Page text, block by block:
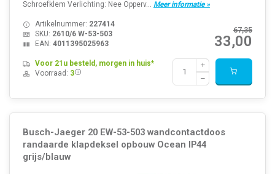
Schroefklem Verlichting: Nee Opperv... Meer informatie »
67,35
33,00
Artikelnummer: 227414
SKU: 2610/6 W-53-503
EAN: 4011395025963
Voor 21u besteld, morgen in huis*
Voorraad: 3
Busch-Jaeger 20 EW-53-503 wandcontactdoos
randaarde klapdeksel opbouw Ocean IP44
grijs/blauw